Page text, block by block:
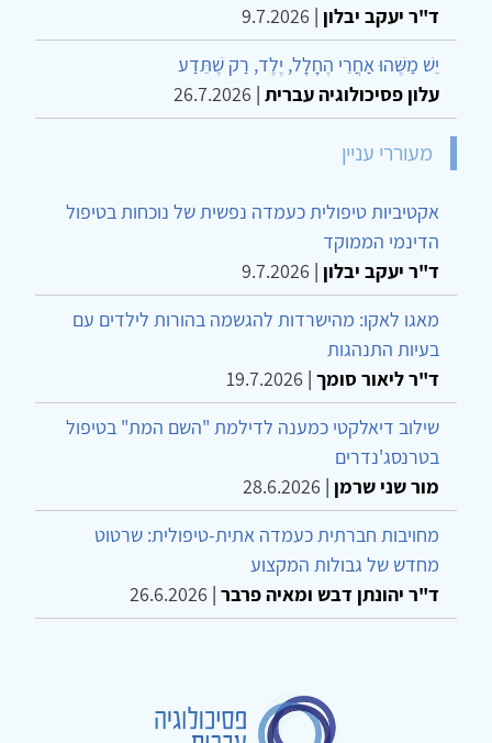
ד"ר יעקב יבלון |
9.7.2026
יֵשׁ מַשֶּׁהוּ אַחֲרֵי הֶחָלָל, יֶלֶד, רַק שֶׁתֵּדַע
עלון פסיכולוגיה עברית |
26.7.2026
מעוררי עניין
אקטיביות טיפולית כעמדה נפשית של נוכחות בטיפול
הדינמי הממוקד
ד"ר יעקב יבלון |
9.7.2026
מאגו לאקו: מהישרדות להגשמה בהורות לילדים עם
בעיות התנהגות
ד"ר ליאור סומך |
19.7.2026
שילוב דיאלקטי כמענה לדילמת "השם המת" בטיפול
בטרנסג'נדרים
מור שני שרמן |
28.6.2026
מחויבות חברתית כעמדה אתית-טיפולית: שרטוט
מחדש של גבולות המקצוע
ד"ר יהונתן דבש ומאיה פרבר |
26.6.2026